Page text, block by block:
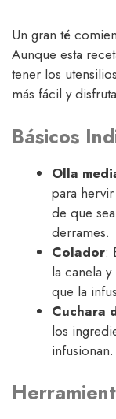
Un gran té
Aunque esta
tener los
más fácil y
Básicos
Olla
para
de que
derrames.
Colador:
la canela
que la
Cuchara
los
infusionan.